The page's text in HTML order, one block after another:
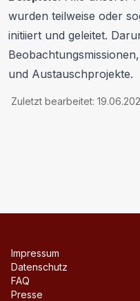
wurden teilweise oder
initiiert und geleitet.
und Austauschprojekte.
Zuletzt bearbeitet:
Impressum
Datenschutz
FAQ
Presse